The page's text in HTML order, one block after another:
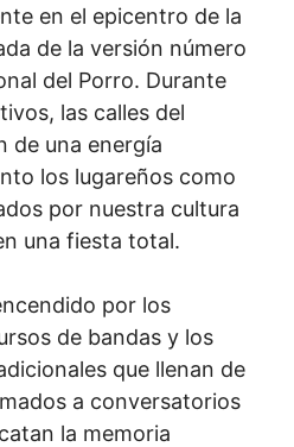
en el epicentro de la
de la versión número
del Porro. Durante
las calles del
de una energía
los lugareños como
por nuestra cultura
una fiesta total.
por los
de bandas y los
que llenan de
a conversatorios
la memoria